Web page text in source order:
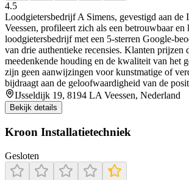
4.5
Loodgietersbedrijf A Simens, gevestigd aan de
Veessen, profileert zich als een betrouwbaar en
loodgietersbedrijf met een 5‑sterren
van drie authentieke recensies. Klanten prijzen
meedenkende houding en de kwaliteit van het
zijn geen aanwijzingen voor kunstmatige of
bijdraagt aan de geloofwaardigheid van de
IJsseldijk 19, 8194 LA Veessen, Nederland
Bekijk details
Kroon Installatietechniek
Gesloten